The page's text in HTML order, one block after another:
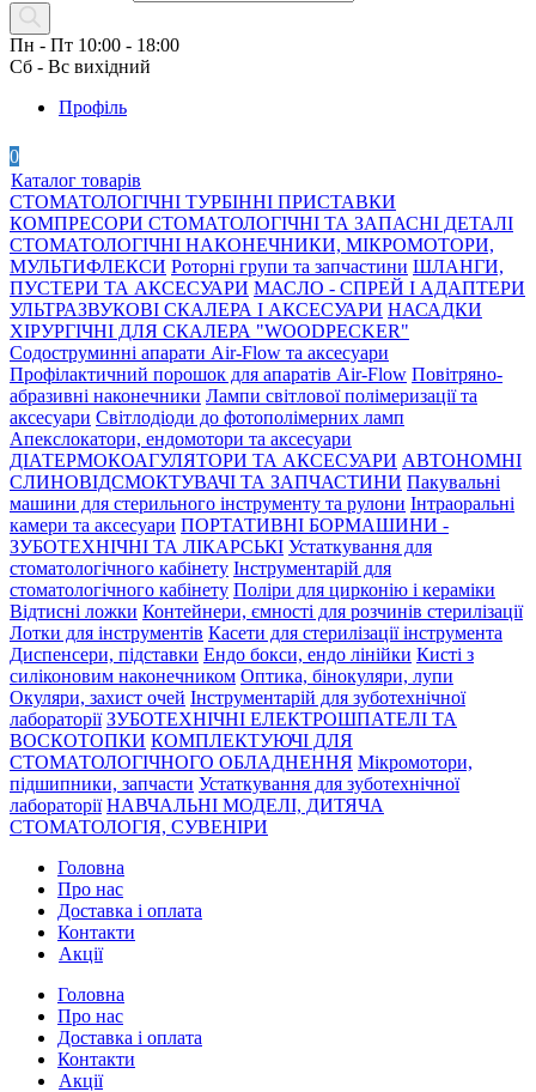
Пн - Пт 10:00 - 18:00
Сб - Вс вихідний
Профіль
0
Каталог товарів
СТОМАТОЛОГІЧНІ ТУРБІННІ ПРИСТАВКИ
КОМПРЕСОРИ СТОМАТОЛОГІЧНІ ТА ЗАПАСНІ ДЕТАЛІ
СТОМАТОЛОГІЧНІ НАКОНЕЧНИКИ, МІКРОМОТОРИ,
МУЛЬТИФЛЕКСИ Роторні групи та запчастини ШЛАНГИ,
ПУСТЕРИ ТА АКСЕСУАРИ МАСЛО - СПРЕЙ І АДАПТЕРИ
УЛЬТРАЗВУКОВІ СКАЛЕРА І АКСЕСУАРИ НАСАДКИ
ХІРУРГІЧНІ ДЛЯ СКАЛЕРА "WOODPECKER"
Содоструминні апарати Air-Flow та аксесуари
Профілактичний порошок для апаратів Air-Flow Повітряно-
абразивні наконечники Лампи світлової полімеризації та
аксесуари Світлодіоди до фотополімерних ламп
Апекслокатори, ендомотори та аксесуари
ДІАТЕРМОКОАГУЛЯТОРИ ТА АКСЕСУАРИ АВТОНОМНІ
СЛИНОВІДСМОКТУВАЧІ ТА ЗАПЧАСТИНИ Пакувальні
машини для стерильного інструменту та рулони Інтраоральні
камери та аксесуари ПОРТАТИВНІ БОРМАШИНИ -
ЗУБОТЕХНІЧНІ ТА ЛІКАРСЬКІ Устаткування для
стоматологічного кабінету Інструментарій для
стоматологічного кабінету Поліри для цирконію і кераміки
Відтисні ложки Контейнери, ємності для розчинів стерилізації
Лотки для інструментів Касети для стерилізації інструмента
Диспенсери, підставки Ендо бокси, ендо лінійки Кисті з
силіконовим наконечником Оптика, бінокуляри, лупи
Окуляри, захист очей Інструментарій для зуботехнічної
лабораторії ЗУБОТЕХНІЧНІ ЕЛЕКТРОШПАТЕЛІ ТА
ВОСКОТОПКИ КОМПЛЕКТУЮЧІ ДЛЯ
СТОМАТОЛОГІЧНОГО ОБЛАДНЕННЯ Мікромотори,
підшипники, запчасти Устаткування для зуботехнічної
лабораторії НАВЧАЛЬНІ МОДЕЛІ, ДИТЯЧА
СТОМАТОЛОГІЯ, СУВЕНІРИ
Головна
Про нас
Доставка і оплата
Контакти
Акції
Головна
Про нас
Доставка і оплата
Контакти
Акції